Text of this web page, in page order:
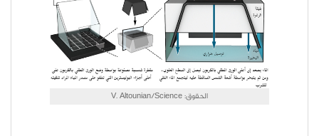
الحقوق: V. Altounian/Science